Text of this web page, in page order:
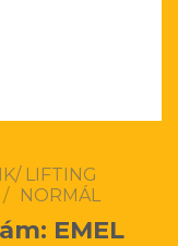
LIFTING
/ NORMÁL
EMEL